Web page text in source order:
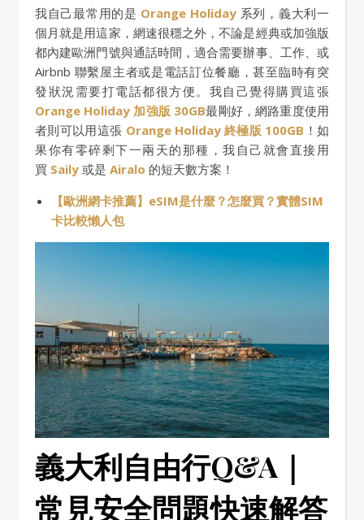
我自己最常用的是 Orange Holiday 系列，義大利一
個月就是用這家，網速很穩之外，不論是經典或加強版
都內建歐洲門號與通話時間，適合需要辦事、工作、或
Airbnb 聯繫屋主者或是電話訂位餐廳，甚至臨時有突
發狀況需要打電話都很方便。我自己覺得購買這張
Orange Holiday 加強版 30GB最剛好，網路重度使用
者則可以用這張 Orange Holiday 終極版 100GB ！如
果你有零碎剩下一兩天的那種，我自己就會直接用
買 Saily 或是 Airalo 的短天數方案！
【歐洲網卡推薦】eSIM是什麼？怎麼買？實體SIM
卡比較懶人包
義大利自由行Q&A｜
常見安全問題快速解答